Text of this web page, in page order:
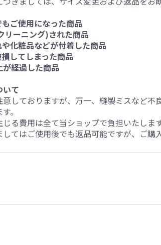
ご使用になった商品
リーニング)された商品
化粧品などが付着した商品
してしまった商品
経過した商品
て
しておりますが、万一、縫製ミスなど
。
る費用は全て当ショップで負担いたします
てはご使用後でも返品可能ですが、ご購